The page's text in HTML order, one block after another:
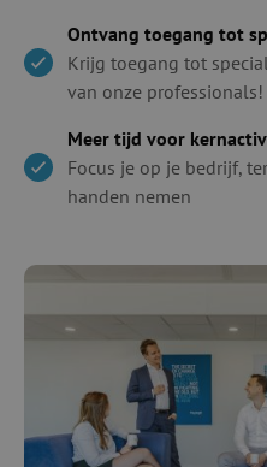
Ontvang toegang tot
Krijg toegang tot
van onze professionals!
Meer tijd voor
Focus je op je bedrijf,
handen nemen